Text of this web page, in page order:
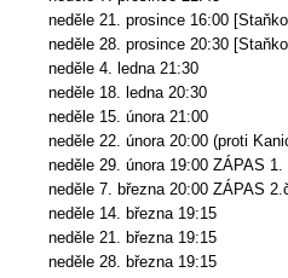
neděle 21. prosince 16:00
neděle 28. prosince 20:30
neděle 4. ledna 21:30
neděle 18. ledna 20:30
neděle 15. února 21:00
neděle 22. února 20:00 (proti
neděle 29. února 19:00 ZÁPAS
neděle 7. března 20:00 ZÁPAS
neděle 14. března 19:15
neděle 21. března 19:15
neděle 28. března 19:15